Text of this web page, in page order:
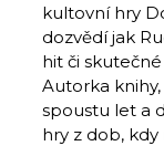
kultovní hry
dozvědí jak
hit či
Autorka
spoustu let a
hry z dob,